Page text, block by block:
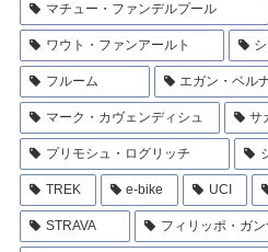
マチュー・ファンデルプール
ワウト・ファンアールト
フルーム エガン・ベル
マーク・カヴェンディシュ サ
プリモシュ・ログリッチ
TREK e-bike UCI
STRAVA フィリッポ・ガン